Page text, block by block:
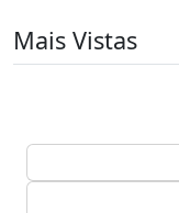
Mais Vistas